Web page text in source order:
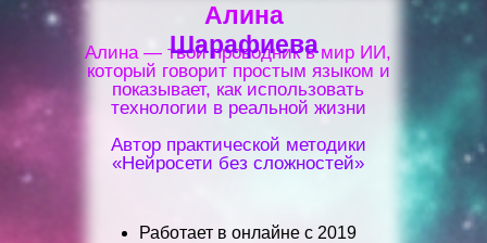
Алина — твой проводник в мир ИИ,
который говорит простым языком и
показывает, как использовать
технологии в реальной жизни
Автор практической методики
«Нейросети без сложностей»
Алина
Шарафиева
Работает в онлайне с 2019